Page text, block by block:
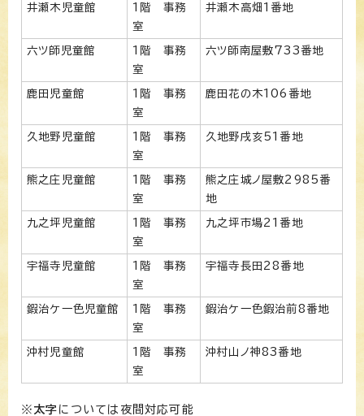
井瀬木児童館
1階 事務
室
井瀬木高畑1番地
六ツ師児童館
1階 事務
室
六ツ師南屋敷733番地
鹿田児童館
1階 事務
室
鹿田花の木106番地
久地野児童館
1階 事務
室
久地野戌亥51番地
熊之庄児童館
1階 事務
室
熊之庄城ノ屋敷2985番
地
九之坪児童館
1階 事務
室
九之坪市場21番地
宇福寺児童館
1階 事務
室
宇福寺長田28番地
鍜治ケ一色児童館
1階 事務
室
鍜治ケ一色鍜治前8番地
沖村児童館
1階 事務
室
沖村山ノ神83番地
※ 太字 については夜間対応可能